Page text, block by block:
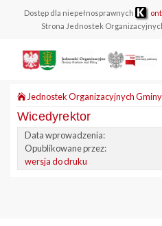
Dostęp dla niepełnosprawnych
Strona Jednostek
Jednostek Organizacyjnych
Wicedyrektor
Data wprowadzenia:
Opublikowane przez:
wersja do druku